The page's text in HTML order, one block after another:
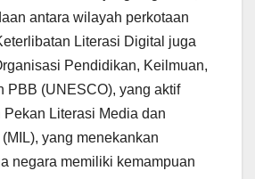
antara wilayah perkotaan
Literasi Digital juga
Pendidikan, Keilmuan,
PBB (UNESCO), yang aktif
Pekan Literasi Media dan
yang menekankan
negara memiliki kemampuan